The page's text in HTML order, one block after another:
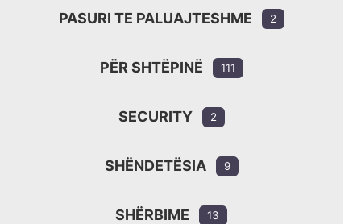
PASURI TE PALUAJTESHME 2
PËR SHTËPINË 111
SECURITY 2
SHËNDETËSIA 9
SHËRBIME 13